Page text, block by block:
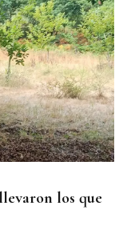
los que